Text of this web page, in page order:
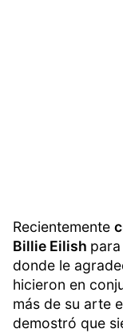
Recientemente
Billie Eilish
donde le
hicieron en
más de su arte
demostró que